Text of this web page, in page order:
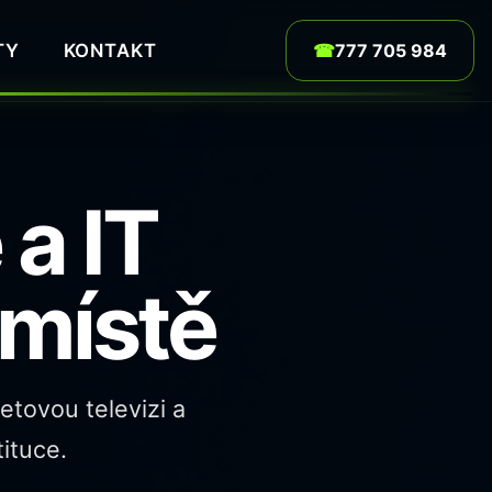
KONTAKT ☎777 705 984
IT
televizi a